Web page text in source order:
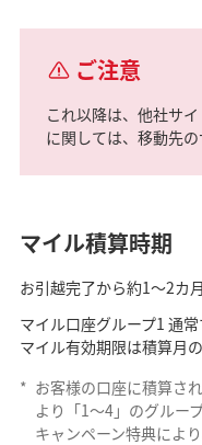
ご注意
これ以降は、他社サ
に関しては、移動先
マイル積算時期
お引越完了から約1～2カ
マイル口座グループ1 通
マイル有効期限は積算月
* お客様の口座に積算さ
より「1～4」のグルー
キャンペーン特典によ